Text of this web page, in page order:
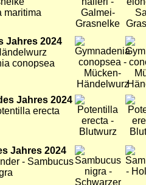
maritima
Jahres 2024
conopsea
Bild Bild
Jahres 2024
erecta
Bild Bild
Jahres 2024
- Sambucus
Bild Bild